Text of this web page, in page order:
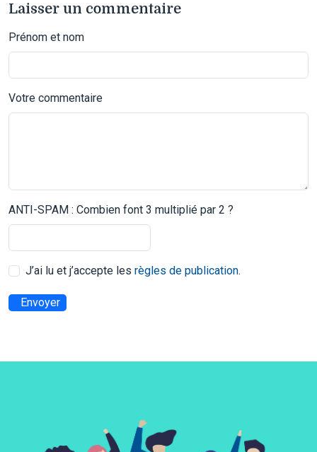
Laisser un commentaire
Prénom et nom
Votre commentaire
ANTI-SPAM : Combien font 3 multiplié par 2 ?
J’ai lu et j’accepte les règles de publication.
Envoyer